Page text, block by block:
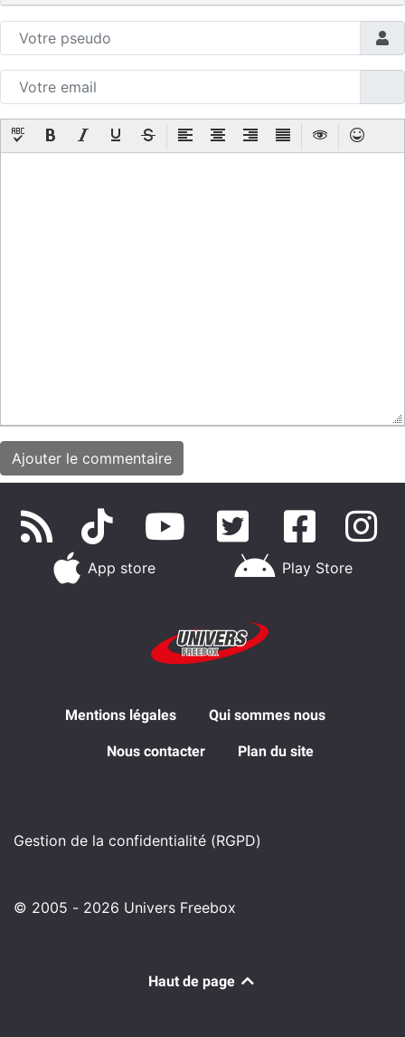
App store Play Store
Mentions légales Qui sommes nous
Nous contacter Plan du site
Gestion de la confidentialité (RGPD)
© 2005 - 2026 Univers Freebox
Haut de page